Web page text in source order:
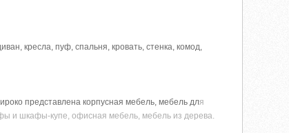
кресла, пуф, спальня, кровать, стенка, комод,
представлена корпусная мебель, мебель для
и шкафы-купе, офисная мебель, мебель из дерева.